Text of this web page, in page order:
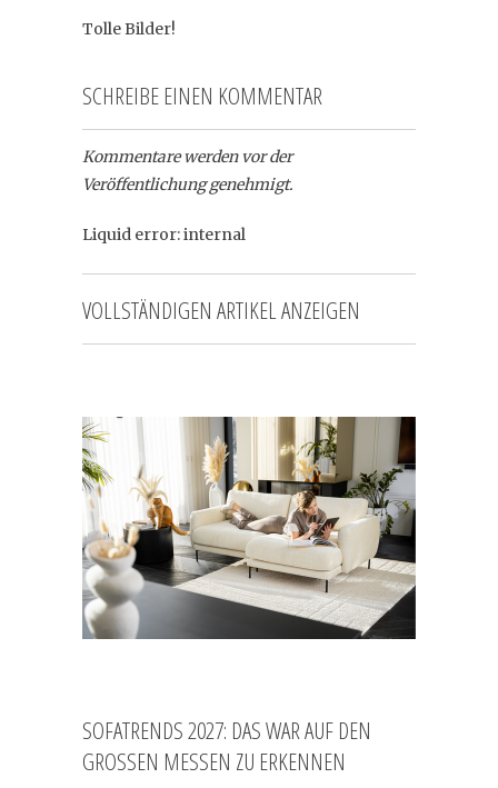
Tolle Bilder!
SCHREIBE EINEN KOMMENTAR
Kommentare werden vor der
Veröffentlichung genehmigt.
Liquid error: internal
VOLLSTÄNDIGEN ARTIKEL ANZEIGEN
SOFATRENDS 2027: DAS WAR AUF DEN
GROSSEN MESSEN ZU ERKENNEN